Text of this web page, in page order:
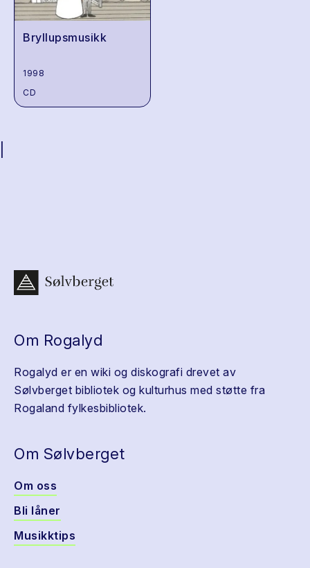
Bryllupsmusikk
1998
CD
Om Rogalyd
Rogalyd er en wiki og diskografi drevet av
Sølvberget bibliotek og kulturhus med støtte fra
Rogaland fylkesbibliotek.
Om Sølvberget
Om oss
Bli låner
Musikktips